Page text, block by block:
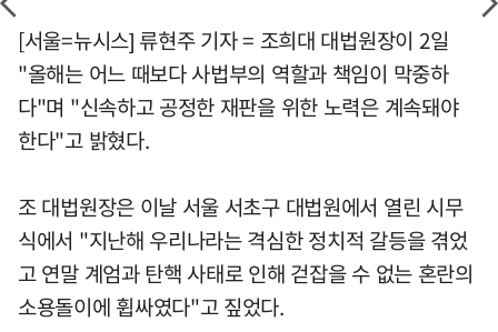
[서울=뉴시스] 류현주 기자 = 조희대 대법원장이 2일
"올해는 어느 때보다 사법부의 역할과 책임이 막중하
다"며 "신속하고 공정한 재판을 위한 노력은 계속돼야
한다"고 밝혔다.
조 대법원장은 이날 서울 서초구 대법원에서 열린 시무
식에서 "지난해 우리나라는 격심한 정치적 갈등을 겪었
고 연말 계엄과 탄핵 사태로 인해 걷잡을 수 없는 혼란의
소용돌이에 휩싸였다"고 짚었다.